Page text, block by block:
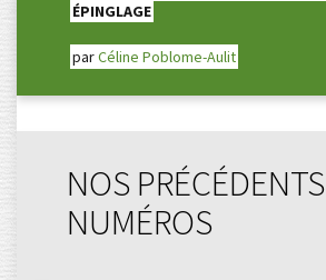
ÉPINGLAGE
parCéline Poblome-Aulit
NOS PRÉCÉDENTS
NUMÉROS